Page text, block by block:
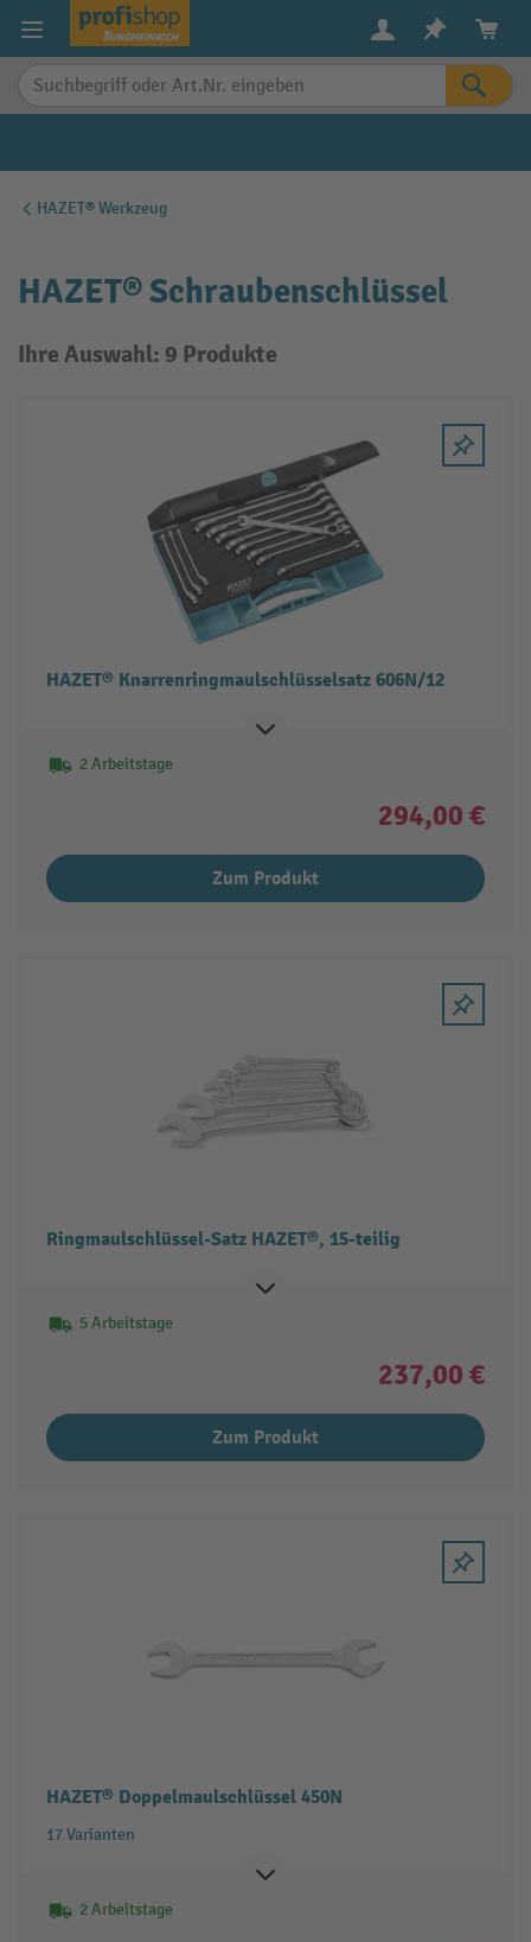
springen
HAZET® Werkzeug
HAZET® Schraubenschlüssel
Ihre Auswahl: 9 Produkte
HAZET® Knarrenringmaulschlüsselsatz 606N/12
2 Arbeitstage
294,00 €
Zum Produkt
Ringmaulschlüssel-Satz HAZET®, 15-teilig
5 Arbeitstage
237,00 €
Zum Produkt
HAZET® Doppelmaulschlüssel 450N
17 Varianten
2 Arbeitstage